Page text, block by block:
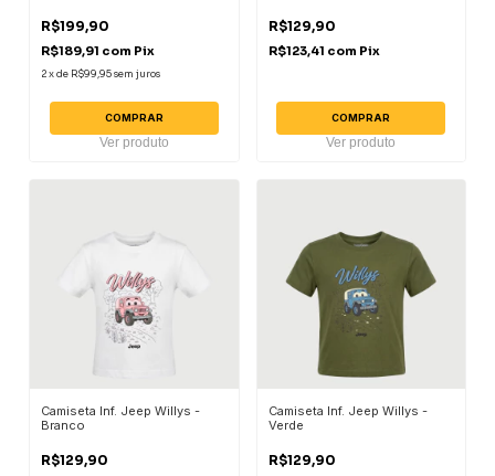
R$199,90
R$189,91 com Pix
2xde R$99,95sem juros
COMPRAR
Ver produto
R$129,90
R$123,41 com Pix
COMPRAR
Ver produto
Camiseta Inf. Jeep Willys -
Branco
R$129,90
Camiseta Inf. Jeep Willys -
Verde
R$129,90